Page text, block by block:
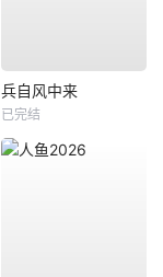
兵自风中来
已完结